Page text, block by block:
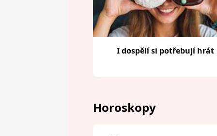
I dospělí si potřebují hrát
Horoskopy